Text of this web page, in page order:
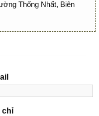
Thống Nhất, Biên
chỉ